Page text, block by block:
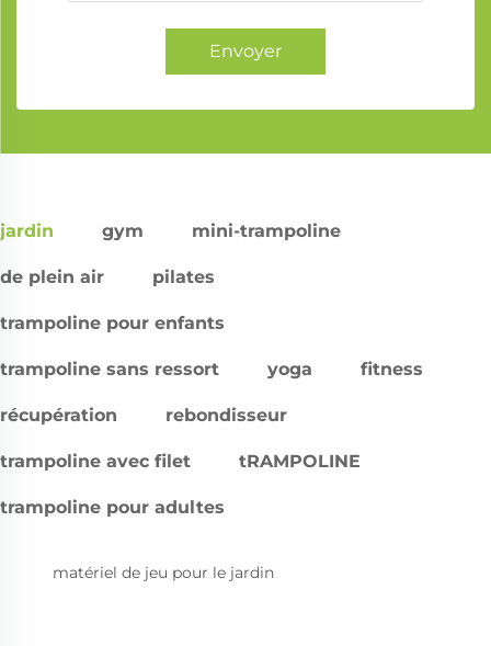
Envoyer
jardin gym mini-trampoline
de plein air pilates
trampoline pour enfants
trampoline sans ressort yoga fitness
récupération rebondisseur
trampoline avec filet tRAMPOLINE
trampoline pour adultes
matériel de jeu pour le jardin